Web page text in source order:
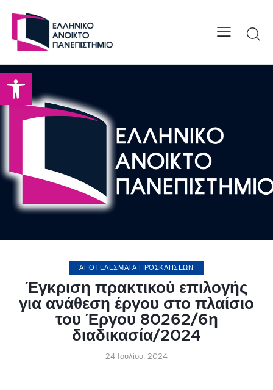
Open toolbar
ΑΠΟΤΕΛΕΣΜΑΤΑ ΠΡΟΣΚΛΗΣΕΩΝ
Έγκριση πρακτικού επιλογής
για ανάθεση έργου στο πλαίσιο
του Έργου 80262/6η
διαδικασία/2024
24 Ιουλίου, 2024